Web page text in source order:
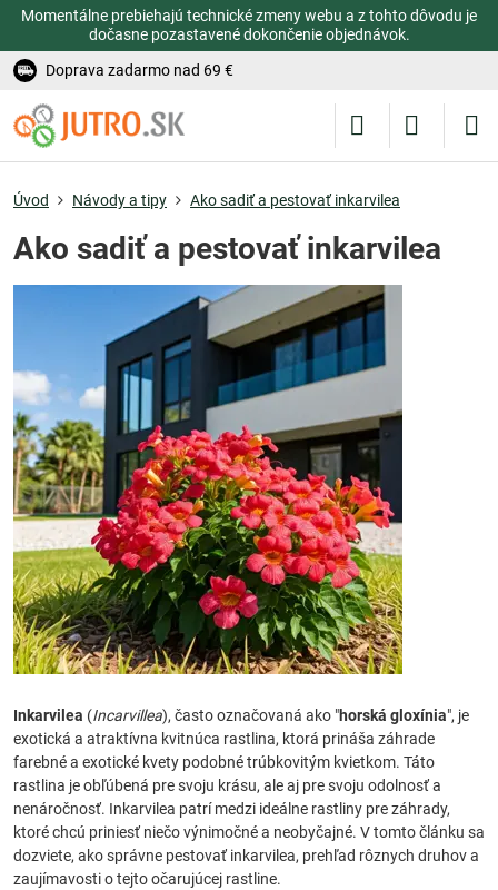
Momentálne prebiehajú technické zmeny webu a z tohto dôvodu je
dočasne pozastavené dokončenie objednávok.
Doprava zadarmo nad 69 €
Úvod Návody a tipy Ako sadiť a pestovať inkarvilea
Ako sadiť a pestovať inkarvilea
Inkarvilea (Incarvillea), často označovaná ako "horská gloxínia", je
exotická a atraktívna kvitnúca rastlina, ktorá prináša záhrade
farebné a exotické kvety podobné trúbkovitým kvietkom. Táto
rastlina je obľúbená pre svoju krásu, ale aj pre svoju odolnosť a
nenáročnosť. Inkarvilea patrí medzi ideálne rastliny pre záhrady,
ktoré chcú priniesť niečo výnimočné a neobyčajné. V tomto článku sa
dozviete, ako správne pestovať inkarvilea, prehľad rôznych druhov a
zaujímavosti o tejto očarujúcej rastline.